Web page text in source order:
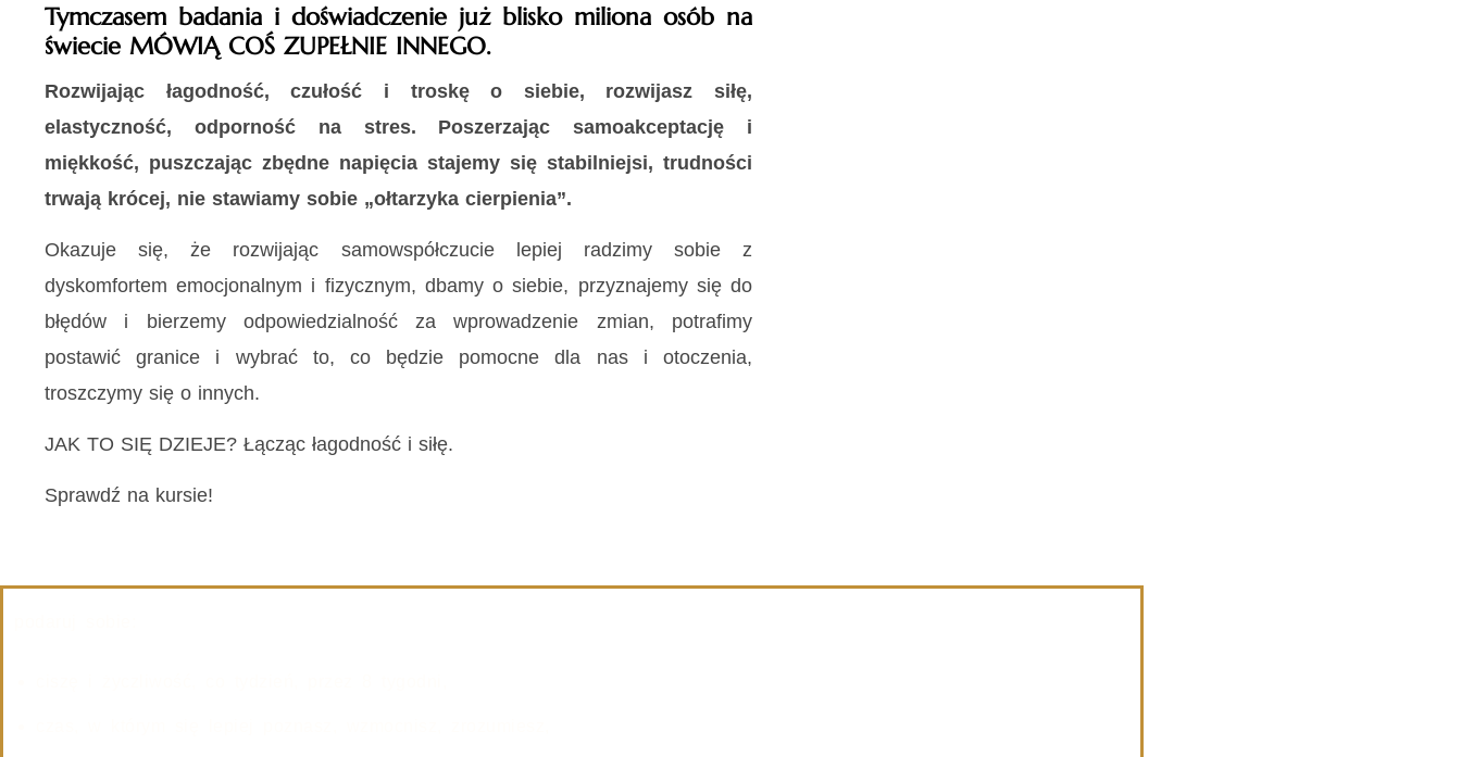
Tymczasem badania i doświadczenie już blisko miliona osób na
świecie MÓWIĄ COŚ ZUPEŁNIE INNEGO.
Rozwijając łagodność, czułość i troskę o siebie, rozwijasz siłę,
elastyczność, odporność na stres. Poszerzając samoakceptację i
miękkość, puszczając zbędne napięcia stajemy się stabilniejsi, trudności
trwają krócej, nie stawiamy sobie „ołtarzyka cierpienia”.
Okazuje się, że rozwijając samowspółczucie lepiej radzimy sobie z
dyskomfortem emocjonalnym i fizycznym, dbamy o siebie, przyznajemy się do
błędów i bierzemy odpowiedzialność za wprowadzenie zmian, potrafimy
postawić granice i wybrać to, co będzie pomocne dla nas i otoczenia,
troszczymy się o innych.
JAK TO SIĘ DZIEJE? Łącząc łagodność i siłę.
Sprawdź na kursie!